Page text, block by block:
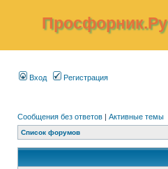
Просфорник.Ру
Вход Регистрация
Сообщения без ответов | Активные темы
Список форумов